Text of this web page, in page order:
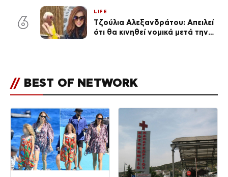
6
LIFE
Τζούλια Αλεξανδράτου: Απειλεί
ότι θα κινηθεί νομικά μετά την
// BEST OF NETWORK